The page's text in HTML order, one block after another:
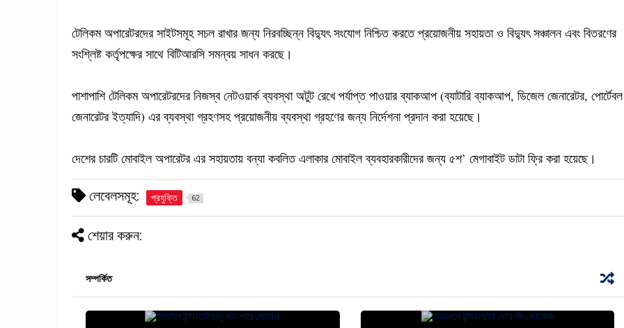
টেলিকম অপারেটরদের সাইটসমূহ সচল রাখার জন্য নিরবচ্ছিন্ন বিদ্যুৎ সংযোগ নিশ্চিত করতে প্রয়োজনীয় সহায়তা ও বিদ্যুৎ সঞ্চালন এবং বিতরণের
সংশ্লিষ্ট কর্তৃপক্ষের সাথে বিটিআরসি সমন্বয় সাধন করছে।
পাশাপাশি টেলিকম অপারেটরদের নিজস্ব নেটওয়ার্ক ব্যবস্থা অটুট রেখে পর্যাপ্ত পাওয়ার ব্যাকআপ (ব্যাটারি ব্যাকআপ, ডিজেল জেনারেটর, পোর্টেবল
জেনারেটর ইত্যাদি) এর ব্যবস্থা গ্রহণসহ প্রয়োজনীয় ব্যবস্থা গ্রহণের জন্য নির্দেশনা প্রদান করা হয়েছে।
দেশের চারটি মোবাইল অপারেটর এর সহায়তায় বন্যা কবলিত এলাকার মোবাইল ব্যবহারকারীদের জন্য ৫শ’ মেগাবাইট ডাটা ফ্রি করা হয়েছে।
লেবেলসমূহ: প্রযুক্তি 62
শেয়ার করুন:
সম্পর্কিত